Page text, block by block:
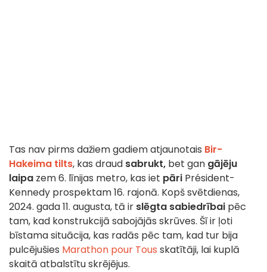
Tas nav pirms dažiem gadiem atjaunotais Bir-
Hakeima tilts, kas draud sabrukt, bet gan gājēju
laipa zem 6. līnijas metro, kas iet pāri Président-
Kennedy prospektam 16. rajonā. Kopš svētdienas,
2024. gada 11. augusta, tā ir slēgta sabiedrībai pēc
tam, kad konstrukcijā sabojājās skrūves. Šī ir ļoti
bīstama situācija, kas radās pēc tam, kad tur bija
pulcējušies Marathon pour Tous skatītāji, lai kuplā
skaitā atbalstītu skrējējus.